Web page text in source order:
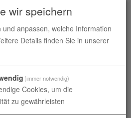
wir speichern
anpassen, welche Information
Details finden Sie in unserer
(immer notwendig)
Cookies, um die
zu gewährleisten